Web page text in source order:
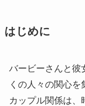
はじめに
バービーさんと彼
くの人々の関心
カップル関係は、